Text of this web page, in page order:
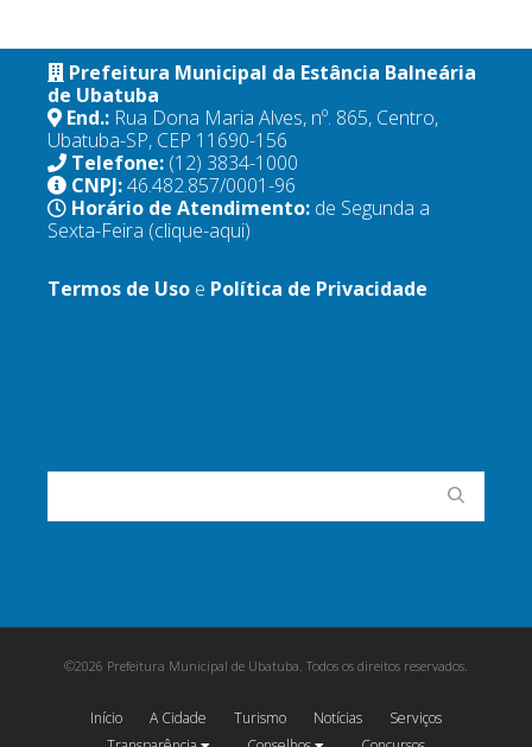
Prefeitura Municipal da Estância Balneária
de Ubatuba
End.: Rua Dona Maria Alves, nº. 865, Centro,
Ubatuba-SP, CEP 11690-156
Telefone: (12) 3834-1000
CNPJ:46.482.857/0001-96
Horário de Atendimento: de Segunda a
Sexta-Feira (clique-aqui)
Termos de Uso e Política de Privacidade
©2026 Prefeitura Municipal de Ubatuba. Todos os direitos reservados.
Início A Cidade Turismo Notícias
Serviços